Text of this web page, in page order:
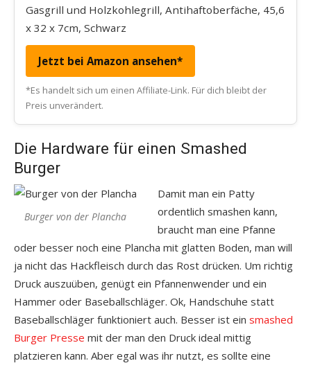
Gasgrill und Holzkohlegrill, Antihaftoberfäche, 45,6
x 32 x 7cm, Schwarz
Jetzt bei Amazon ansehen*
*Es handelt sich um einen Affiliate-Link. Für dich bleibt der
Preis unverändert.
Die Hardware für einen Smashed
Burger
Burger von der Plancha
Damit man ein Patty
ordentlich smashen kann,
braucht man eine Pfanne
oder besser noch eine Plancha mit glatten Boden, man will
ja nicht das Hackfleisch durch das Rost drücken. Um richtig
Druck auszuüben, genügt ein Pfannenwender und ein
Hammer oder Baseballschläger. Ok, Handschuhe statt
Baseballschläger funktioniert auch. Besser ist ein smashed
Burger Presse mit der man den Druck ideal mittig
platzieren kann. Aber egal was ihr nutzt, es sollte eine